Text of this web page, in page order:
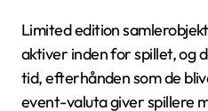
Limited edition
aktiver inden for spillet, og
tid, efterhånden som de
event-valuta giver spillere